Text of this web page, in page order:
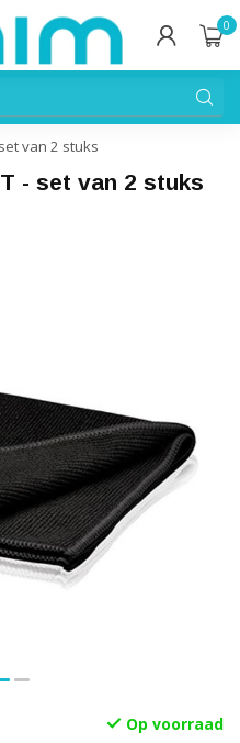
0
van 2 stuks
- set van 2 stuks
Op voorraad